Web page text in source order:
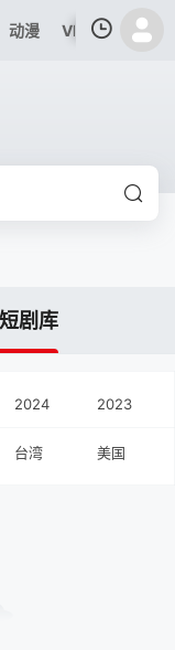
动漫 VIP专区 今日
剧库
2024 2023
台湾 美国